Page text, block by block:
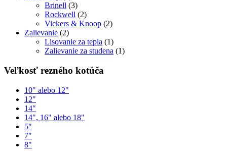
Brinell (3)
Rockwell (2)
Vickers & Knoop (2)
Zalievanie (2)
Lisovanie za tepla (1)
Zalievanie za studena (1)
Veľkosť rezného kotúča
10" alebo 12"
12"
14"
14", 16" alebo 18"
5"
7"
8"